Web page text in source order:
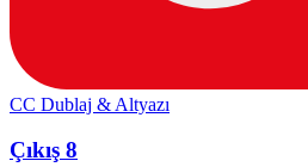
CC Dublaj & Altyazı
Çıkış 8